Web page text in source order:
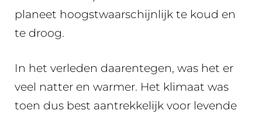
planeet hoogstwaarschijnlijk te koud en
te droog.
In het verleden daarentegen, was het er
veel natter en warmer. Het klimaat was
toen dus best aantrekkelijk voor levende